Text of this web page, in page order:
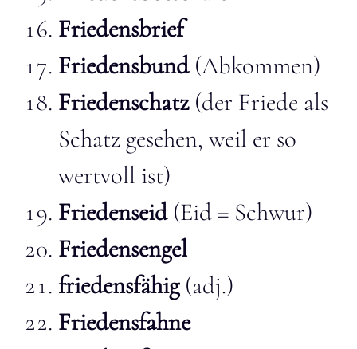
Friedensbrief
Friedensbund(Abkommen)
Friedenschatz(der Friede als
Schatz gesehen, weil er so
wertvoll ist)
Friedenseid(Eid = Schwur)
Friedensengel
friedensfähig(adj.)
Friedensfahne